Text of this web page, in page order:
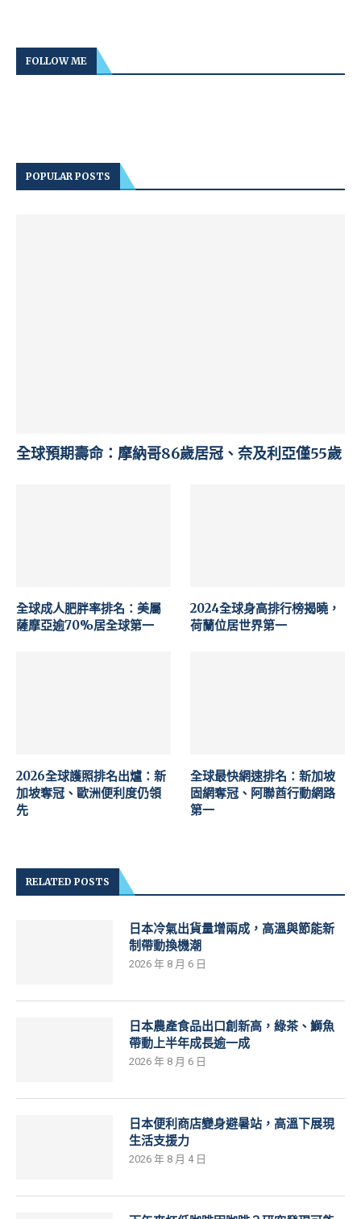
FOLLOW ME
POPULAR POSTS
全球預期壽命：摩納哥86歲居冠、奈及利亞僅55歲
全球成人肥胖率排名：美屬
薩摩亞逾70%居全球第一
2024全球身高排行榜揭曉，
荷蘭位居世界第一
2026全球護照排名出爐：新
加坡奪冠、歐洲便利度仍領
先
全球最快網速排名：新加坡
固網奪冠、阿聯酋行動網路
第一
RELATED POSTS
日本冷氣出貨量增兩成，高溫與節能新
制帶動換機潮
2026 年 8 月 6 日
日本農產食品出口創新高，綠茶、鰤魚
帶動上半年成長逾一成
2026 年 8 月 6 日
日本便利商店變身避暑站，高溫下展現
生活支援力
2026 年 8 月 4 日